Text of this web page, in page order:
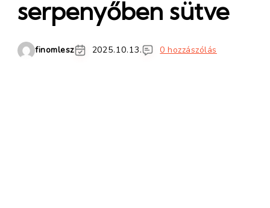
serpenyőben sütve
finomlesz 2025.10.13. 0 hozzászólás